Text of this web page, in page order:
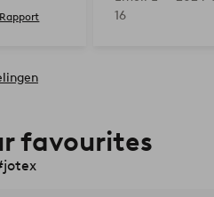
Rapport
16
favourites